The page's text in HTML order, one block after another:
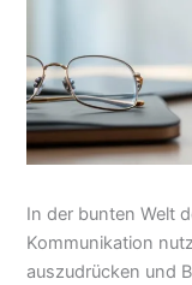
In der bunten Welt
Kommunikation
auszudrücken und